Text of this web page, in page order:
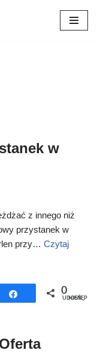
w
z innego niż
przystanek w
przy… Czytaj
Udostępnij
0
UDOSTĘPNIEŃ